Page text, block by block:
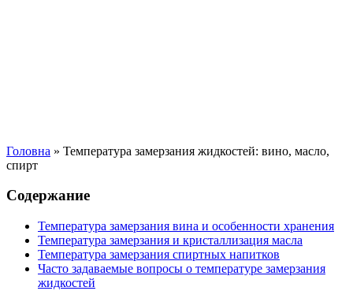
Головна » Температура замерзания жидкостей: вино, масло,
спирт
Содержание
Температура замерзания вина и особенности хранения
Температура замерзания и кристаллизация масла
Температура замерзания спиртных напитков
Часто задаваемые вопросы о температуре замерзания
жидкостей